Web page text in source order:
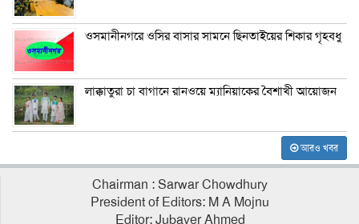
ওসমানীনগরে ওসির বাসার সামনে ছিনতাইয়ের শিকার গৃহবধু
লাক্কাতুরা চা বাগানে রানওয়ে ম্যানিয়াকের বৈশাখী আয়োজন
আরও খবর
Chairman : Sarwar Chowdhury
President of Editors: M A Mojnu
Editor: Jubayer Ahmed